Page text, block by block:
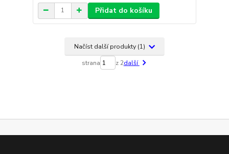
Přidat do košíku
Načíst další produkty (1)
strana z 2další